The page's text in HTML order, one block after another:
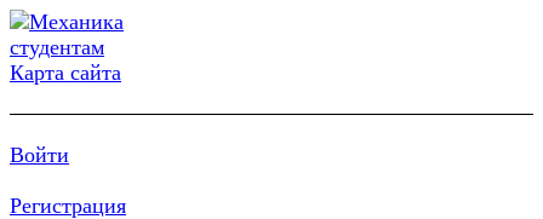
Карта сайта
Войти
Регистрация